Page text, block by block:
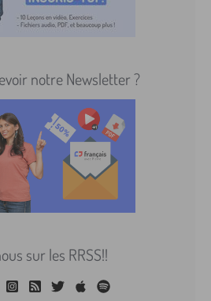
notre Newsletter ?
sur les RRSS!!